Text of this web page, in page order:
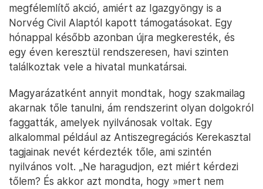
megfélemlítő akció, amiért az Igazgyöngy is a
Norvég Civil Alaptól kapott támogatásokat. Egy
hónappal később azonban újra megkeresték, és
egy éven keresztül rendszeresen, havi szinten
találkoztak vele a hivatal munkatársai.
Magyarázatként annyit mondtak, hogy szakmailag
akarnak tőle tanulni, ám rendszerint olyan dolgokról
faggatták, amelyek nyilvánosak voltak. Egy
alkalommal például az Antiszegregációs Kerekasztal
tagjainak nevét kérdezték tőle, ami szintén
nyilvános volt. „Ne haragudjon, ezt miért kérdezi
tőlem? És akkor azt mondta, hogy »mert nem